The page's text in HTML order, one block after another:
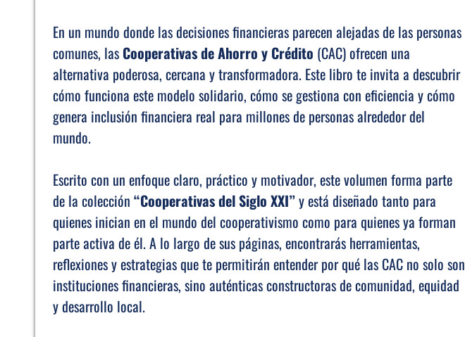
En un mundo donde las decisiones financieras parecen alejadas de las personas
comunes, las Cooperativas de Ahorro y Crédito (CAC) ofrecen una
alternativa poderosa, cercana y transformadora. Este libro te invita a descubrir
cómo funciona este modelo solidario, cómo se gestiona con eficiencia y cómo
genera inclusión financiera real para millones de personas alrededor del
mundo.
Escrito con un enfoque claro, práctico y motivador, este volumen forma parte
de la colección “Cooperativas del Siglo XXI”y está diseñado tanto para
quienes inician en el mundo del cooperativismo como para quienes ya forman
parte activa de él. A lo largo de sus páginas, encontrarás herramientas,
reflexiones y estrategias que te permitirán entender por qué las CAC no solo son
instituciones financieras, sino auténticas constructoras de comunidad, equidad
y desarrollo local.